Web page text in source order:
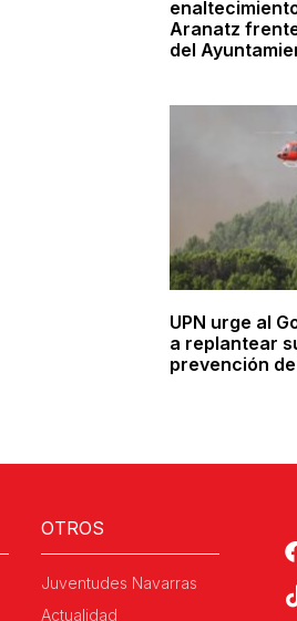
Aranatz
del
UPN urge al
a replantear
prevención
OTROS
Juventudes Navarras
Actualidad